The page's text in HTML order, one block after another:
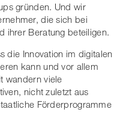
gründen. Und wir
die sich bei
ihrer Beratung beteiligen.
die Innovation im digitalen
kann und vor allem
wandern viele
nicht zuletzt aus
Förderprogramme